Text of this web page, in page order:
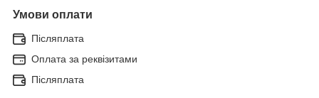
Умови оплати
Післяплата
Оплата за реквізитами
Післяплата